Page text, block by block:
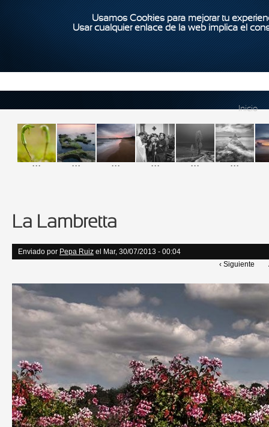
Usamos Cookies para mejorar tu
Usar cualquier enlace de la web implica el
Inicio
... ... ... ... ... ...
La Lambretta
Enviado por Pepa Ruiz el Mar, 30/07/2013 - 00:04
‹ Siguiente